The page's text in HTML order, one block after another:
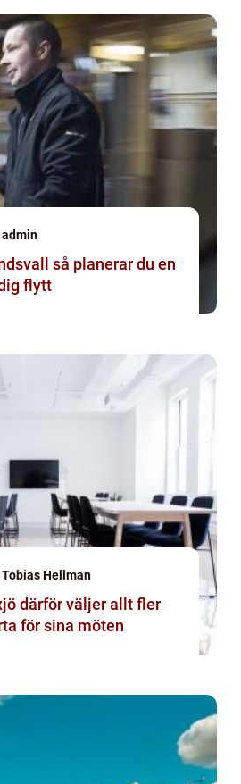
admin
du en
flytt
Tobias Hellman
fler
för sina möten